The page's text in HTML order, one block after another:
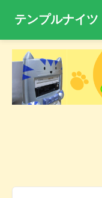
テンプルナイツ